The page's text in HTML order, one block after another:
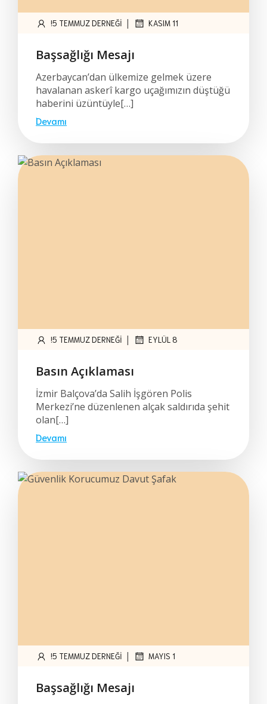
!5 TEMMUZ DERNEĞI | KASIM 11
Başsağlığı Mesajı
Azerbaycan’dan ülkemize gelmek üzere
havalanan askerî kargo uçağımızın düştüğü
haberini üzüntüyle[…]
Devamı
!5 TEMMUZ DERNEĞI | EYLÜL 8
Basın Açıklaması
İzmir Balçova’da Salih İşgören Polis
Merkezi’ne düzenlenen alçak saldırıda şehit
olan[…]
Devamı
!5 TEMMUZ DERNEĞI | MAYIS 1
Başsağlığı Mesajı